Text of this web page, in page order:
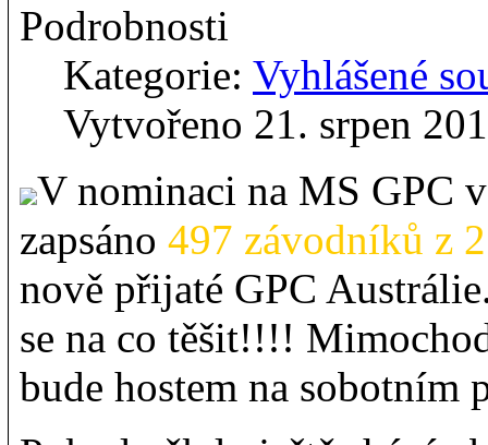
Podrobnosti
Kategorie: Vyhlášené
Vytvořeno 21. srpen
V nominaci na MS GPC
zapsáno 497 závodníků z
nově přijaté GPC
se na co těšit!!!!
bude hostem na sobotním